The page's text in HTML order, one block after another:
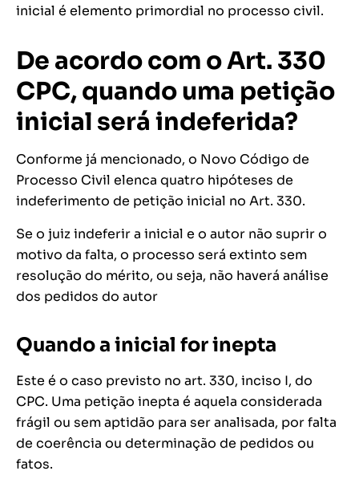
inicial é elemento primordial no processo civil.
De acordo com o Art. 330
CPC, quando uma petição
inicial será indeferida?
Conforme já mencionado, o Novo Código de
Processo Civil elenca quatro hipóteses de
indeferimento de petição inicial no Art. 330.
Se o juiz indeferir a inicial e o autor não suprir o
motivo da falta, o processo será extinto sem
resolução do mérito, ou seja, não haverá análise
dos pedidos do autor
Quando a inicial for inepta
Este é o caso previsto no art. 330, inciso I, do
CPC. Uma petição inepta é aquela considerada
frágil ou sem aptidão para ser analisada, por falta
de coerência ou determinação de pedidos ou
fatos.